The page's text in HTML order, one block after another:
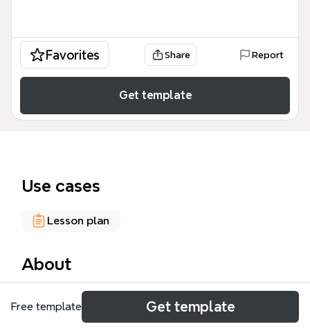
Favorites Share Report
Get template
Use cases
Lesson plan
About
Виды деятельности mind map — это комплексный
инструмент для педагогов и методистов,
Free template Get template